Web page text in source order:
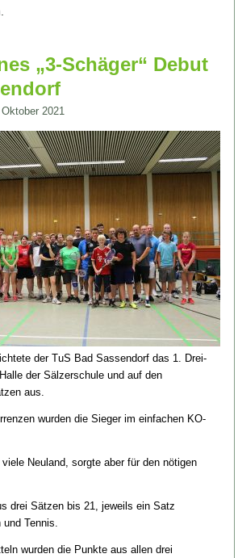
„3-Schäger“ Debut
2021
der TuS Bad Sassendorf das 1. Drei-
derSälzerschule und auf den
aus.
wurden die Sieger im einfachen KO-
Neuland, sorgte aber für den nötigen
drei Sätzen bis 21, jeweils ein Satz
Tennis.
wurden die Punkte aus allen drei